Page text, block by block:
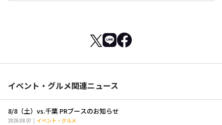
イベント・グルメ関連ニュース
8/8（土）vs.千葉 PRブースのお知らせ
2026.08.07 イベント・グルメ